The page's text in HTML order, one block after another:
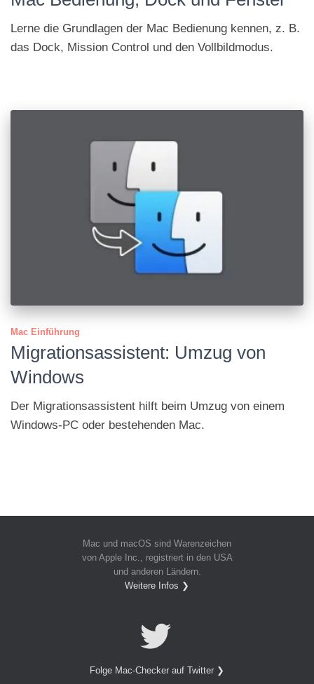
Lerne die Grund­lagen der Mac Bedien­ung kennen, z. B.
das Dock, Mission Control und den Vollbild­modus.
Mac Einführung
Mig­ra­tions­assis­tent: Umzug von
Windows
Der Mig­rations­assis­tent hilft beim Um­zug von einem
Windows-PC oder be­stehen­den Mac.
Mac und macOS sind Waren­zeichen
von Apple Inc., registriert in den USA
und anderen Ländern.
Weitere Infos ❯
Folge Mac-Checker auf Twitter ❯